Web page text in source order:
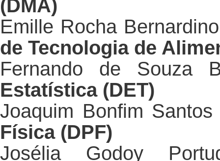
(DMA)
Emille Rocha
de Tecnologia de
Fernando de Souza
Estatística (DET)
Joaquim Bonfim
Física (DPF)
Josélia Godoy